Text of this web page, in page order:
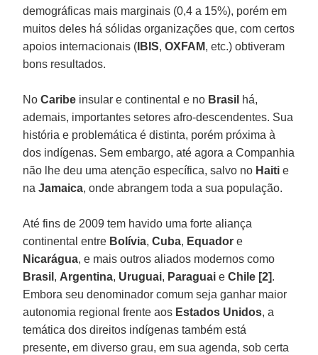
demográficas mais marginais (0,4 a 15%), porém em
muitos deles há sólidas organizações que, com certos
apoios internacionais ( IBIS,OXFAM, etc.) obtiveram
bons resultados.
NoCaribe insular e continental e no Brasil há,
ademais, importantes setores afro-descendentes. Sua
história e problemática é distinta, porém próxima à
dos indígenas. Sem embargo, até agora a Companhia
não lhe deu uma atenção específica, salvo no Haiti e
naJamaica, onde abrangem toda a sua população.
Até fins de 2009 tem havido uma forte aliança
continental entre Bolívia,Cuba, Equador e
Nicarágua, e mais outros aliados modernos como
Brasil , Argentina, Uruguai, Paraguai eChile [2].
Embora seu denominador comum seja ganhar maior
autonomia regional frente aos Estados Unidos, a
temática dos direitos indígenas também está
presente, em diverso grau, em sua agenda, sob certa